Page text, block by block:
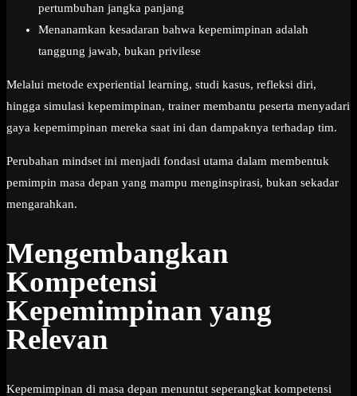
pertumbuhan jangka panjang
Menanamkan kesadaran bahwa kepemimpinan adalah
tanggung jawab, bukan privilese
Melalui metode experiential learning, studi kasus, refleksi diri,
hingga simulasi kepemimpinan, trainer membantu peserta menyadari
gaya kepemimpinan mereka saat ini dan dampaknya terhadap tim.
Perubahan mindset ini menjadi fondasi utama dalam membentuk
pemimpin masa depan yang mampu menginspirasi, bukan sekadar
mengarahkan.
Mengembangkan
Kompetensi
Kepemimpinan yang
Relevan
Kepemimpinan di masa depan menuntut seperangkat kompetensi